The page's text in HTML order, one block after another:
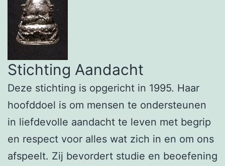
Stichting Aandacht
Deze stichting is opgericht in 1995. Haar
hoofddoel is om mensen te ondersteunen
in liefdevolle aandacht te leven met begrip
en respect voor alles wat zich in en om ons
afspeelt. Zij bevordert studie en beoefening